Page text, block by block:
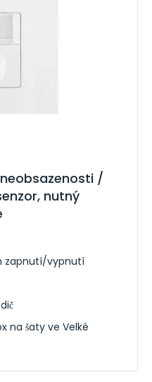
/
nutný
zapnutí/vypnutí
na šaty ve Velké